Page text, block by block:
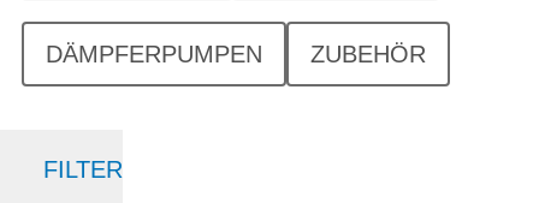
DÄMPFERPUMPEN ZUBEHÖR
FILTER